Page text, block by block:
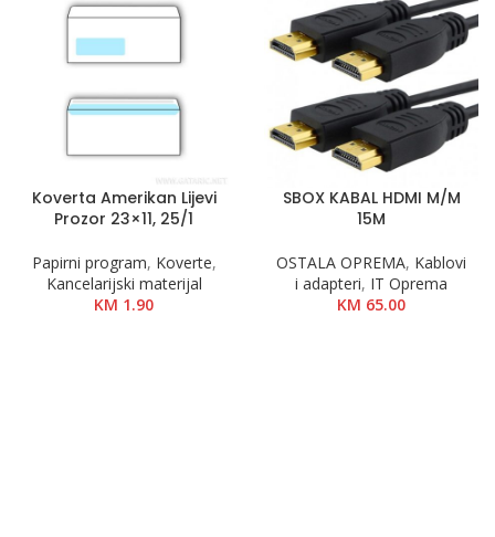
Koverta Amerikan Lijevi
Prozor 23×11, 25/1
Papirni program, Koverte,
Kancelarijski materijal
KM 1.90
SBOX KABAL HDMI M/M
15M
OSTALA OPREMA, Kablovi
i adapteri, IT Oprema
KM 65.00